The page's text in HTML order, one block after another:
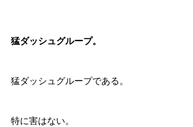
猛ダッシュグループ。
猛ダッシュグループである。
特に害はない。